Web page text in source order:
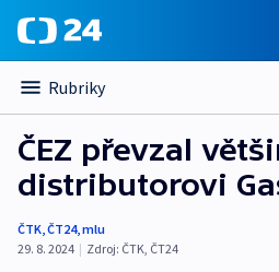
Rubriky
ČEZ převzal
distributorovi
ČTK,ČT24,mlu
29. 8. 2024 | Zdroj: ČTK, ČT24